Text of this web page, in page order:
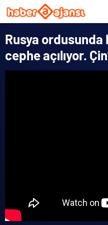
Rusya
cephe açılıyor.